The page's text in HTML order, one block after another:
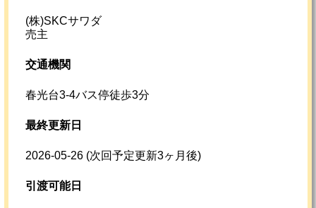
(株)SKCサワダ
売主
交通機関
春光台3-4バス停徒歩3分
最終更新日
2026-05-26 (次回予定更新3ヶ月後)
引渡可能日